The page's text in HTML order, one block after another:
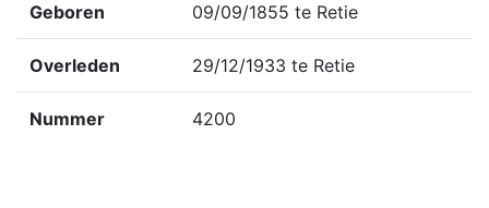
Geboren 09/09/1855 te Retie
Overleden 29/12/1933 te Retie
Nummer 4200